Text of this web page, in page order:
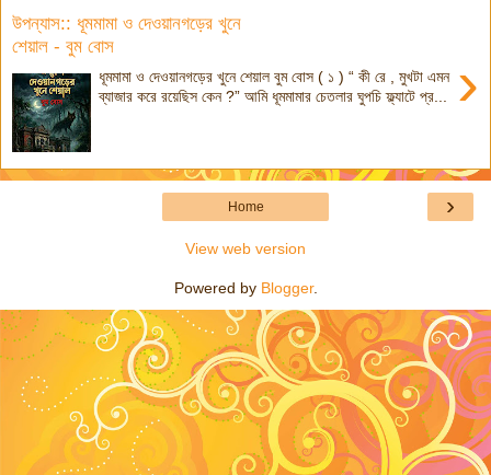
উপন্যাস:: ধূমমামা ও দেওয়ানগড়ের খুনে
শেয়াল - বুম বোস
›
ধূমমামা ও দেওয়ানগড়ের খুনে শেয়াল বুম বোস ( ১ ) “ কী রে , মুখটা এমন
ব্যাজার করে রয়েছিস কেন ?” আমি ধূমমামার চেতলার ঘুপচি ফ্ল্যাটে প্র...
›
Home
View web version
Powered by Blogger.